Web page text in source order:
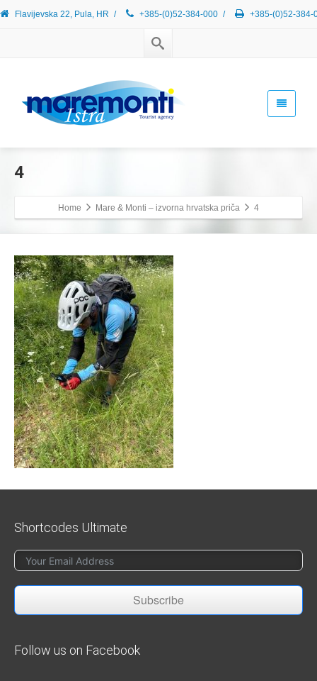
Flavijevska 22, Pula, HR / +385-(0)52-384-000 / +385-(0)52-
4
Home Mare & Monti – izvorna hrvatska priča 4
Shortcodes Ultimate
Subscribe
Follow us on Facebook